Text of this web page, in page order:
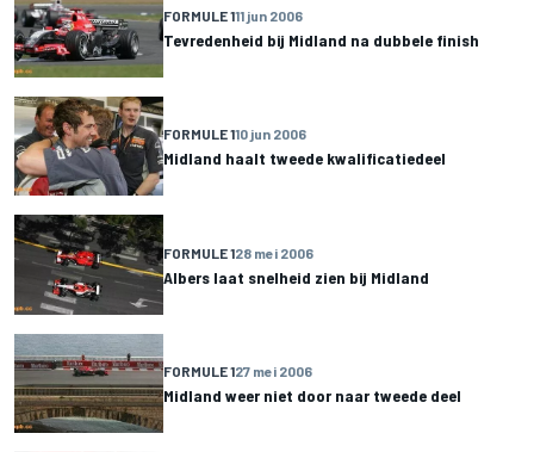
FORMULE 111 jun 2006
Tevredenheid bij Midland na dubbele finish
FORMULE 110 jun 2006
Midland haalt tweede kwalificatiedeel
FORMULE 128 mei 2006
Albers laat snelheid zien bij Midland
FORMULE 127 mei 2006
Midland weer niet door naar tweede deel